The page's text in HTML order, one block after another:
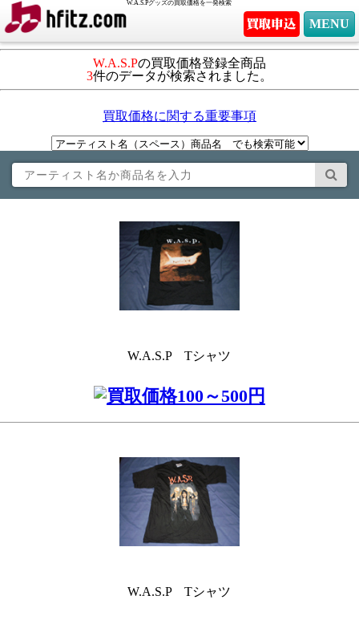
W.A.S.Pグッズの買取価格を一発検索
MENU
W.A.S.Pの買取価格登録全商品
3件のデータが検索されました。
買取価格に関する重要事項
W.A.S.P Tシャツ
W.A.S.P Tシャツ